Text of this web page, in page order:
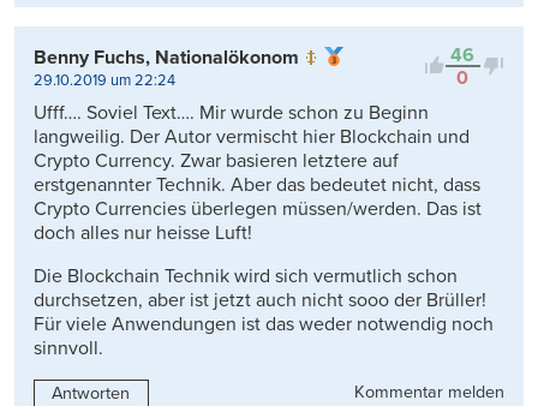
46
0
Benny Fuchs, Nationalökonom
29.10.2019 um 22:24
Ufff…. Soviel Text…. Mir wurde schon zu Beginn
langweilig. Der Autor vermischt hier Blockchain und
Crypto Currency. Zwar basieren letztere auf
erstgenannter Technik. Aber das bedeutet nicht, dass
Crypto Currencies überlegen müssen/werden. Das ist
doch alles nur heisse Luft!
Die Blockchain Technik wird sich vermutlich schon
durchsetzen, aber ist jetzt auch nicht sooo der Brüller!
Für viele Anwendungen ist das weder notwendig noch
sinnvoll.
Antworten
Kommentar melden